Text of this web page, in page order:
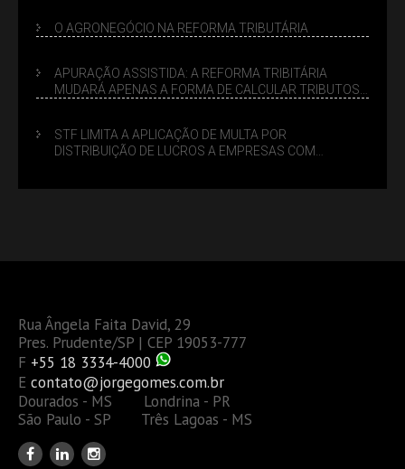
O AGRONEGÓCIO NA REFORMA TRIBUTÁRIA
APURAÇÃO ASSISTIDA: A REFORMA TRIBITÁRIA
MUDARÁ APENAS A FORMA DE CALCULAR TRIBUTOS
STF LIMITA A APLICAÇÃO DE MULTA POR
DISTRIBUIÇÃO DE LUCROS A EMPRESAS COM
Rua Ângela Faita David, 29
Pres. Prudente/SP | CEP 19053-777
F +55 18 3334-4000
E contato@jorgegomes.com.br
Dourados - MS Londrina - PR
São Paulo - SP Três Lagoas - MS